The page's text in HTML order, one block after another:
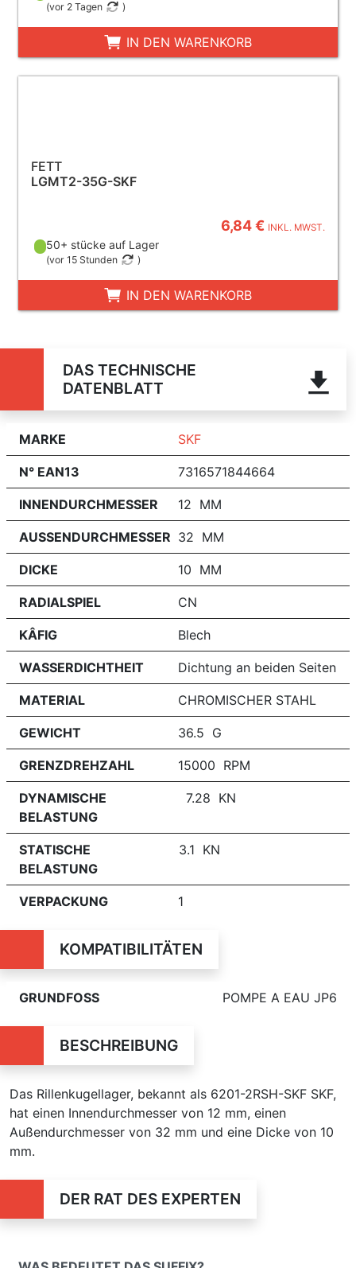
(vor 2 Tagen )
IN DEN WARENKORB
FETT
LGMT2-35G-SKF
6,84 € INKL. MWST.
50+ stücke auf Lager
(vor 15 Stunden )
IN DEN WARENKORB
DAS TECHNISCHE
DATENBLATT
MARKE SKF
N° EAN13 7316571844664
INNENDURCHMESSER 12 MM
AUSSENDURCHMESSER 32 MM
DICKE 10 MM
RADIALSPIEL CN
KÂFIG Blech
WASSERDICHTHEIT Dichtung an beiden Seiten
MATERIAL CHROMISCHER STAHL
GEWICHT 36.5 G
GRENZDREHZAHL 15000 RPM
DYNAMISCHE
BELASTUNG
7.28 KN
STATISCHE
BELASTUNG
3.1 KN
VERPACKUNG 1
KOMPATIBILITÄTEN
GRUNDFOSS POMPE A EAU JP6
BESCHREIBUNG
Das Rillenkugellager, bekannt als 6201-2RSH-SKF SKF,
hat einen Innendurchmesser von 12 mm, einen
Außendurchmesser von 32 mm und eine Dicke von 10
mm.
DER RAT DES EXPERTEN